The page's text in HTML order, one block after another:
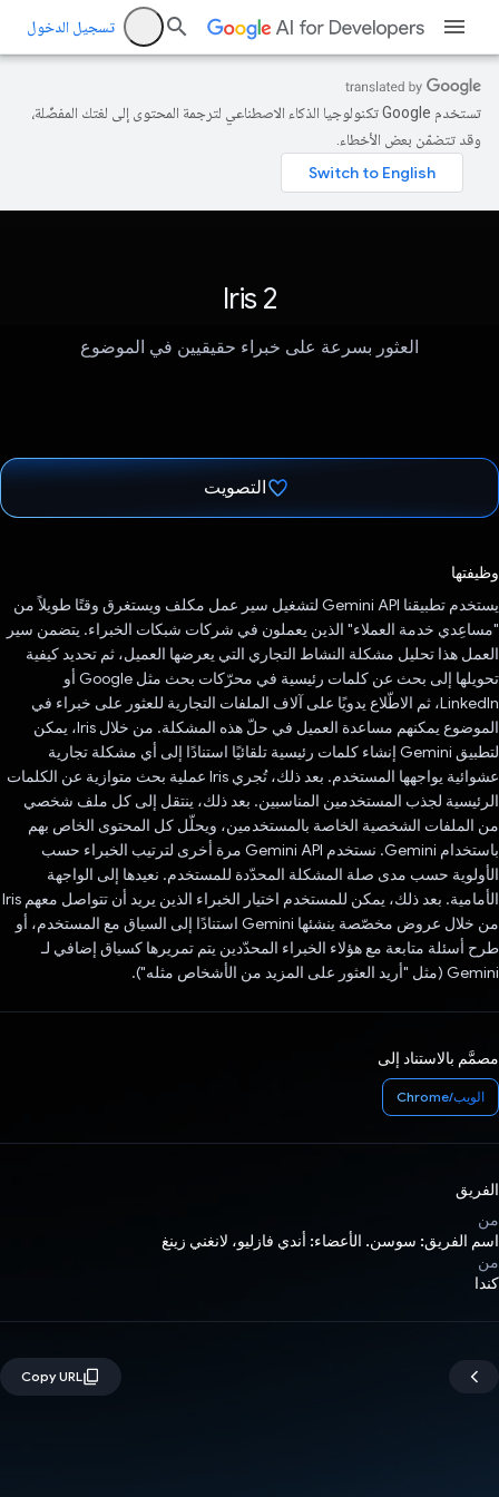
تسجيل الدخول
تستخدم Google تكنولوجيا الذكاء الاصطناعي لترجمة المحتوى إلى لغتك المفضّلة،
وقد تتضمّن بعض الأخطاء.
Iris 2
العثور بسرعة على خبراء حقيقيين في الموضوع
التصويت
وظيفتها
يستخدم تطبيقنا Gemini API لتشغيل سير عمل مكلف ويستغرق وقتًا طويلاً من
"مساعِدي خدمة العملاء" الذين يعملون في شركات شبكات الخبراء. يتضمن سير
العمل هذا تحليل مشكلة النشاط التجاري التي يعرضها العميل، ثم تحديد كيفية
تحويلها إلى بحث عن كلمات رئيسية في محرّكات بحث مثل Google أو
LinkedIn، ثم الاطّلاع يدويًا على آلاف الملفات التجارية للعثور على خبراء في
الموضوع يمكنهم مساعدة العميل في حلّ هذه المشكلة. من خلال Iris، يمكن
لتطبيق Gemini إنشاء كلمات رئيسية تلقائيًا استنادًا إلى أي مشكلة تجارية
عشوائية يواجهها المستخدم. بعد ذلك، تُجري Iris عملية بحث متوازية عن الكلمات
الرئيسية لجذب المستخدمين المناسبين. بعد ذلك، ينتقل إلى كل ملف شخصي
من الملفات الشخصية الخاصة بالمستخدمين، ويحلّل كل المحتوى الخاص بهم
باستخدام Gemini. نستخدم Gemini API مرة أخرى لترتيب الخبراء حسب
الأولوية حسب مدى صلة المشكلة المحدّدة للمستخدم. نعيدها إلى الواجهة
الأمامية. بعد ذلك، يمكن للمستخدم اختيار الخبراء الذين يريد أن تتواصل معهم Iris
من خلال عروض مخصّصة ينشئها Gemini استنادًا إلى السياق مع المستخدم، أو
طرح أسئلة متابعة مع هؤلاء الخبراء المحدّدين يتم تمريرها كسياق إضافي لـ
Gemini (مثل "أريد العثور على المزيد من الأشخاص مثله").
مصمَّم بالاستناد إلى
الويب/Chrome
الفريق
من
اسم الفريق: سوسن. الأعضاء: أندي فازليو، لانغني زينغ
من
كندا